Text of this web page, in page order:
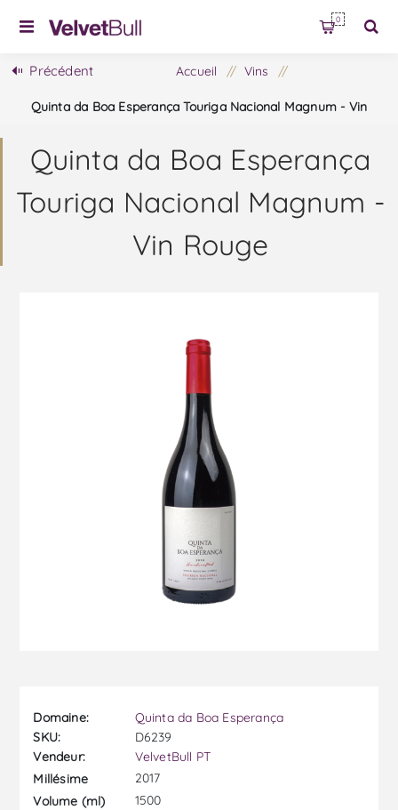
0
Précédent Accueil / Vins /
Quinta da Boa Esperança Touriga Nacional Magnum - Vin
Quinta da Boa Esperança
Touriga Nacional Magnum -
Vin Rouge
Domaine:
Quinta da Boa Esperança
SKU:
D6239
Vendeur:
VelvetBull PT
Millésime
2017
Volume (ml)
1500